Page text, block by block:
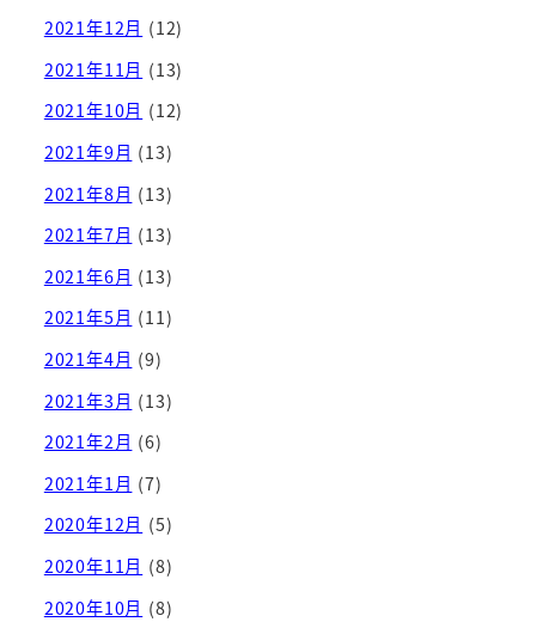
2021年12月 (12)
2021年11月 (13)
2021年10月 (12)
2021年9月 (13)
2021年8月 (13)
2021年7月 (13)
2021年6月 (13)
2021年5月 (11)
2021年4月 (9)
2021年3月 (13)
2021年2月 (6)
2021年1月 (7)
2020年12月 (5)
2020年11月 (8)
2020年10月 (8)